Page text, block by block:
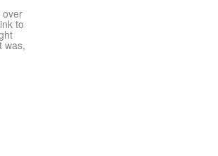
over
to
was,